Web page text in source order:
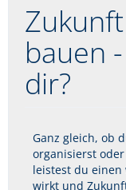
bauen
dir?
Ganz gleich, ob
organisierst
leistest du
wirkt und